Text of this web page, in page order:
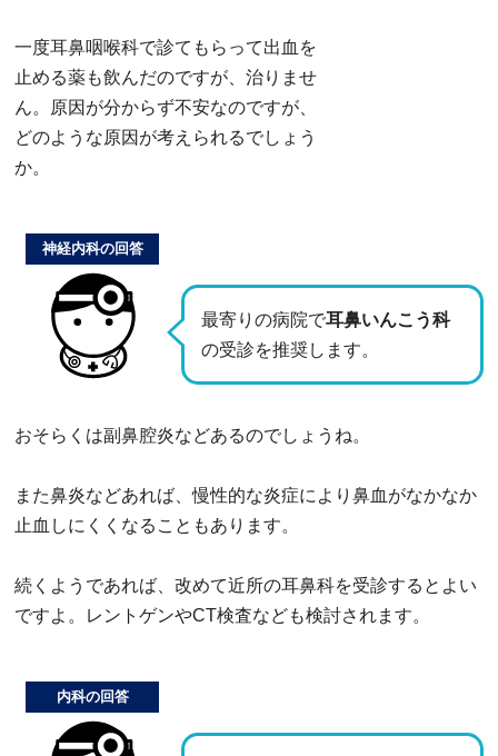
一度耳鼻咽喉科で診てもらって出血を
止める薬も飲んだのですが、治りませ
ん。原因が分からず不安なのですが、
どのような原因が考えられるでしょう
か。
最寄りの病院で耳鼻いんこう科
の受診を推奨します。
神経内科の回答
おそらくは副鼻腔炎などあるのでしょうね。
また鼻炎などあれば、慢性的な炎症により鼻血がなかなか
止血しにくくなることもあります。
続くようであれば、改めて近所の耳鼻科を受診するとよい
ですよ。レントゲンやCT検査なども検討されます。
内科の回答